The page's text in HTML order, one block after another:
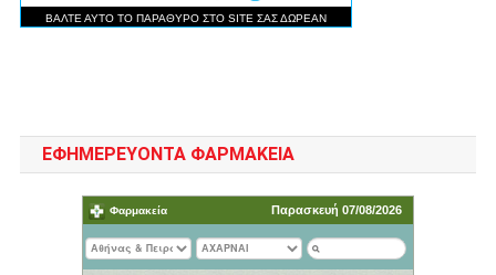
ΕΦΗΜΕΡΕΥΟΝΤΑ ΦΑΡΜΑΚΕΙΑ